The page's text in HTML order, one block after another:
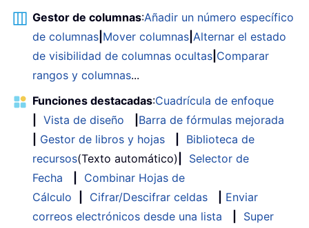
Gestor de columnas:Añadir un número específico
de columnas Mover columnas Alternar el estado
de visibilidad de columnas ocultas Comparar
rangos y columnas...
Funciones destacadas:Cuadrícula de enfoque
Vista de diseño
Barra de fórmulas mejorada
Gestor de libros y hojas
Biblioteca de
recursos(Texto automático)
Selector de
Fecha
Combinar Hojas de
Cálculo
Cifrar/Descifrar celdas
Enviar
correos electrónicos desde una lista
Super